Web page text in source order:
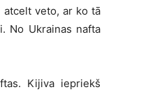
atcelt veto, ar ko tā
No Ukrainas nafta
Kijiva iepriekš